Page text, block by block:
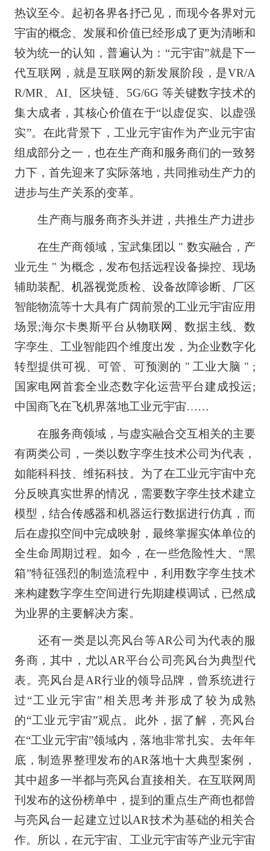
热议至今。起初各界各抒己见，而现今各界对元
宇宙的概念、发展和价值已经形成了更为清晰和
较为统一的认知，普遍认为：“元宇宙”就是下一
代互联网，就是互联网的新发展阶段，是VR/A
R/MR、AI、区块链、5G/6G 等关键数字技术的
集大成者，其核心价值在于“以虚促实、以虚强
实”。在此背景下，工业元宇宙作为产业元宇宙
组成部分之一，也在生产商和服务商们的一致努
力下，首先迎来了实际落地，共同推动生产力的
进步与生产关系的变革。
生产商与服务商齐头并进，共推生产力进步
在生产商领域，宝武集团以 " 数实融合，产
业元生 " 为概念，发布包括远程设备操控、现场
辅助装配、机器视觉质检、设备故障诊断、厂区
智能物流等十大具有广阔前景的工业元宇宙应用
场景;海尔卡奥斯平台从物联网 、数据主线、数
字孪生、工业智能四个维度出发，为企业数字化
转型提供可视、可管、可预测的 " 工业大脑 " ;
国家电网首套全业态数字化运营平台建成投运;
中国商飞在飞机界落地工业元宇宙……
在服务商领域，与虚实融合交互相关的主要
有两类公司，一类以数字孪生技术公司为代表，
如能科科技、维拓科技。为了在工业元宇宙中充
分反映真实世界的情况，需要数字孪生技术建立
模型，结合传感器和机器运行数据进行仿真，而
后在虚拟空间中完成映射，最终掌握实体单位的
全生命周期过程。如今，在一些危险性大、“黑
箱”特征强烈的制造流程中，利用数字孪生技术
来构建数字孪生空间进行先期建模调试，已然成
为业界的主要解决方案。
还有一类是以亮风台等AR公司为代表的服
务商，其中，尤以AR平台公司亮风台为典型代
表。亮风台是AR行业的领导品牌，曾系统进行
过“工业元宇宙”相关思考并形成了较为成熟
的“工业元宇宙”观点。此外，据了解，亮风台
在“工业元宇宙”领域内，落地非常扎实。去年年
底，制造界整理发布的AR落地十大典型案例，
其中超多一半都与亮风台直接相关。在互联网周
刊发布的这份榜单中，提到的重点生产商也都曾
与亮风台一起建立过以AR技术为基础的相关合
作。所以，在元宇宙、工业元宇宙等产业元宇宙